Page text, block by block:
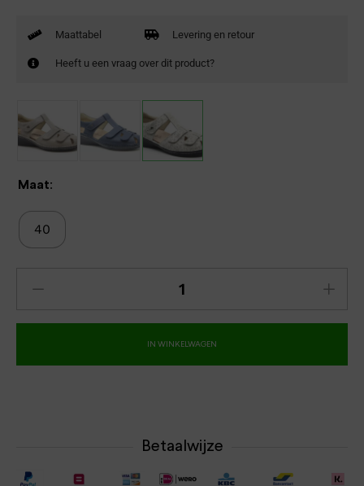
Maattabel Levering en retour
Heeft u een vraag over dit product?
Maat:
40
IN WINKELWAGEN
Betaalwijze